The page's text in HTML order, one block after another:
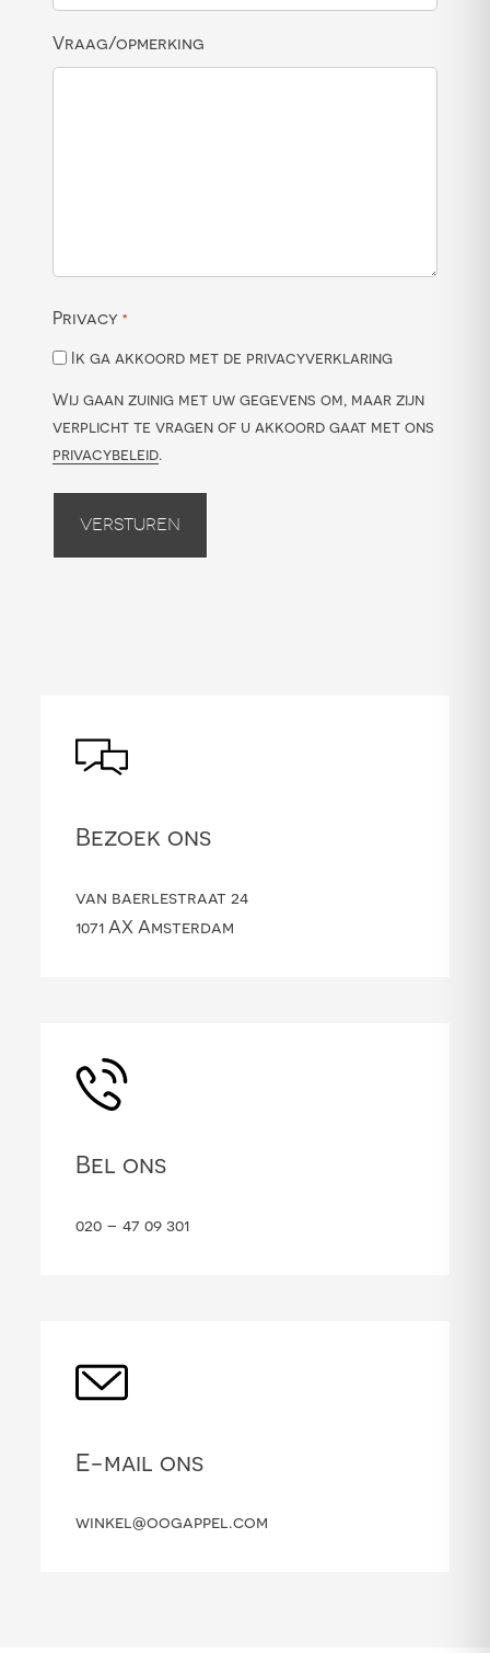
Vraag/opmerking
Privacy *
Ik ga akkoord met de privacyverklaring
Wij gaan zuinig met uw gegevens om, maar zijn
verplicht te vragen of u akkoord gaat met ons
privacybeleid.
Versturen
Bezoek ons
van baerlestraat 24
1071 AX Amsterdam
Bel ons
020 – 47 09 301
E-mail ons
winkel@oogappel.com